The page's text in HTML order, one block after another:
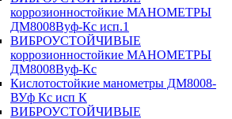
коррозионностойкие МАНОМЕТРЫ
ДМ8008Вуф-Кс исп.1
ВИБРОУСТОЙЧИВЫЕ
коррозионностойкие МАНОМЕТРЫ
ДМ8008Вуф-Кс
Кислотостойкие манометры ДМ8008-
ВУф Кс исп К
ВИБРОУСТОЙЧИВЫЕ